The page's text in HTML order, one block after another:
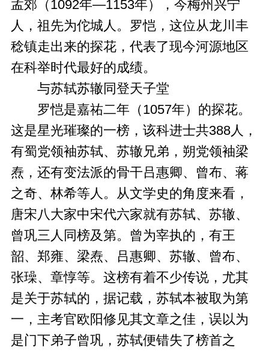
孟郊（1092年—1153年），今梅州兴宁
人，祖先为佗城人。罗恺，这位从龙川丰
稔镇走出来的探花，代表了现今河源地区
在科举时代最好的成绩。
与苏轼苏辙同登天子堂
罗恺是嘉祐二年（1057年）的探花。
这是星光璀璨的一榜，该科进士共388人，
有蜀党领袖苏轼、苏辙兄弟，朔党领袖梁
焘，还有变法派的骨干吕惠卿、曾布、蒋
之奇、林希等人。从文学史的角度来看，
唐宋八大家中宋代六家就有苏轼、苏辙、
曾巩三人同榜及第。曾为宰执的，有王
韶、郑雍、梁焘、吕惠卿、苏辙、曾布、
张璪、章惇等。这榜有着不少传说，尤其
是关于苏轼的，据记载，苏轼本被取为第
一，主考官欧阳修见其文章之佳，误以为
是门下弟子曾巩，苏轼便错失了榜首之